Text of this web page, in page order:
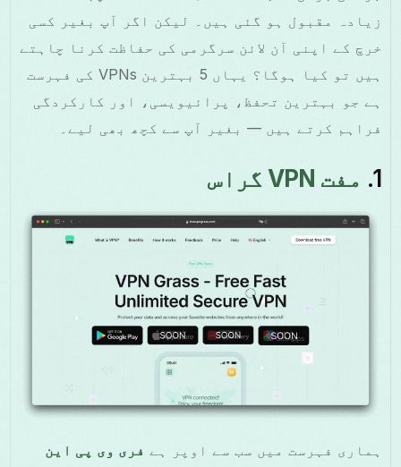
زیادہ مقبول ہو گئی ہیں۔ لیکن اگر آپ بغیر کسی
خرچ کے اپنی آن لائن سرگرمی کی حفاظت کرنا چاہتے
ہیں تو کیا ہوگا؟ یہاں 5 بہترین VPNs کی فہرست
ہے جو بہترین تحفظ، پرائیویسی، اور کارکردگی
فراہم کرتے ہیں — بغیر آپ سے کچھ بھی لیے۔
1. مفت VPN گراس
ہماری فہرست میں سب سے اوپر ہے فری وی پی این